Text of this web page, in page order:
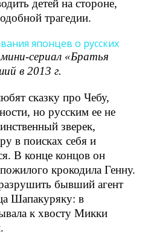
детей на стороне,
трагедии.
сериал «Братья
в 2013 г.
сказку про Чебу,
но русским ее не
зверек,
в поисках себя и
В конце концов он
крокодила Генну.
бывший агент
Шапакуряку: в
к хвосту Микки